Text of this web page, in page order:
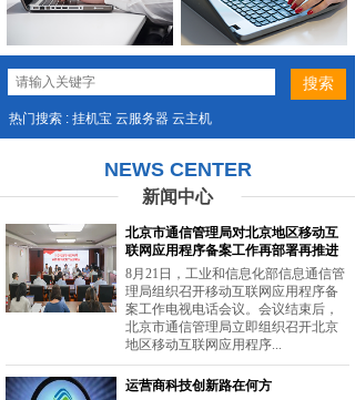
热门搜索 : 挂机宝 云服务器 云主机
NEWS CENTER
新闻中心
北京市通信管理局对北京地区移动互
联网应用程序备案工作再部署再推进
8月21日，工业和信息化部信息通信管
理局组织召开移动互联网应用程序备
案工作电视电话会议。会议结束后，
北京市通信管理局立即组织召开北京
地区移动互联网应用程序...
运营商科技创新路在何方